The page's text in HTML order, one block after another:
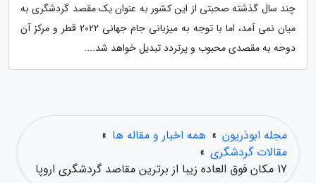
چند سال گذشته صحبتی از این کشور به عنوان یک مقصد گردشگری به
میان نمی آمد، اما با توجه به میزبانی جام جهانی 2022 قطر و مرکز آن
دوحه به مقصدی محبوب و پرتردد تبدیل خواهد شد....
مجله ابوذریون » همه اخبار و مقاله ها »
مقالات گردشگری »
17 مکان فوق العاده زیبا از برترین مقاصد گردشگری اروپا